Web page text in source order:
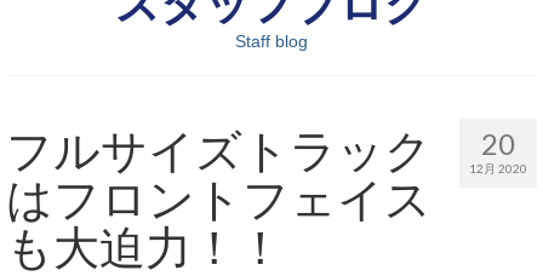
取扱車種一覧
M’sCollectionパーツ一覧
エムズオート
M’sCollection
Staff blog
20
12月 2020
フルサイズトラック
はフロントフェイス
も大迫力！！